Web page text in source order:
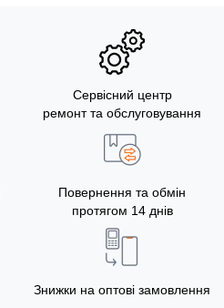
Сервісний центр
ремонт та обслуговування
Повернення та обмін
протягом 14 днів
Знижки на оптові замовлення